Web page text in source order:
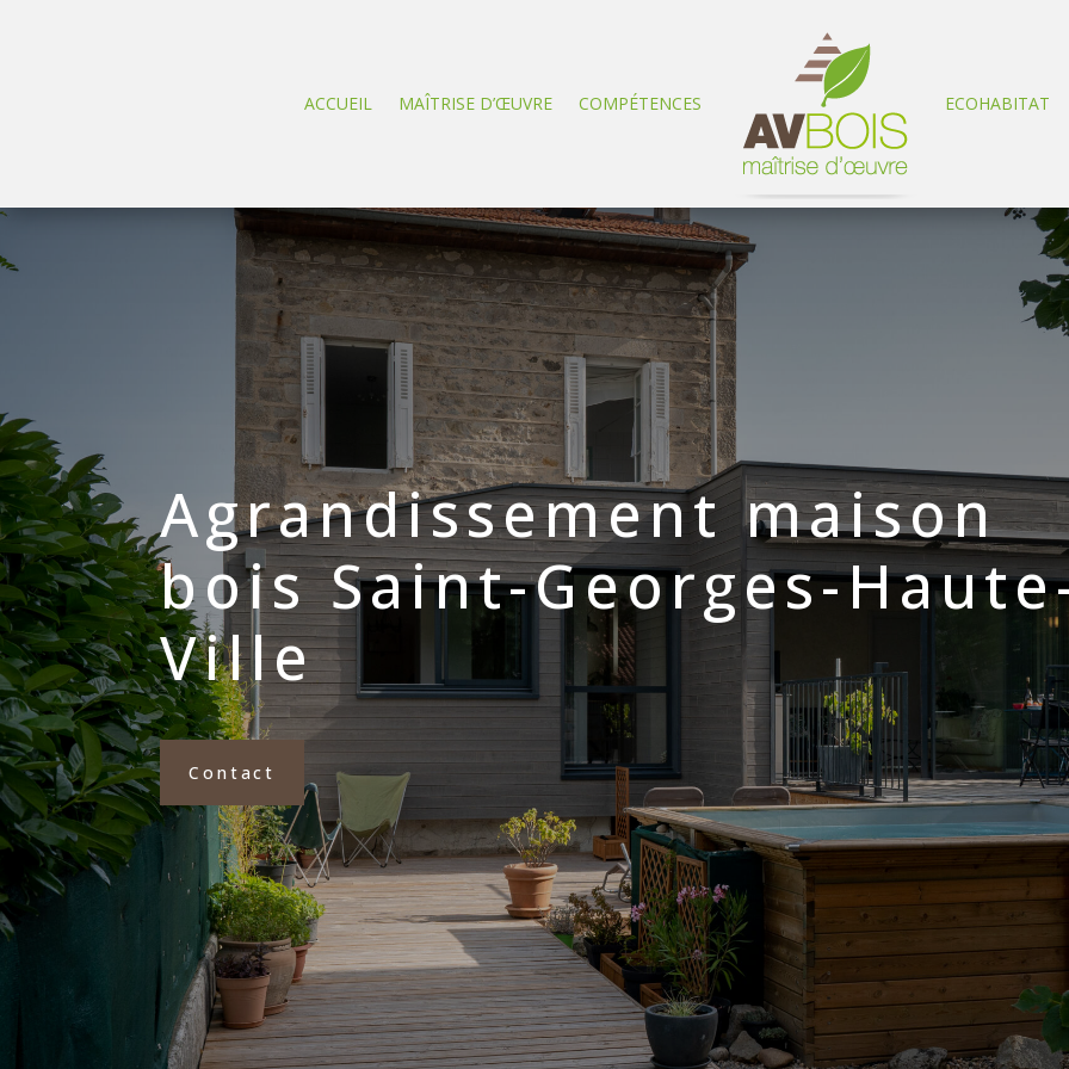
ACCUEIL MAÎTRISE D’ŒUVRE COMPÉTENCES ECOHABITAT
Agrandissement maison
bois Saint-Georges-
Ville
Contact